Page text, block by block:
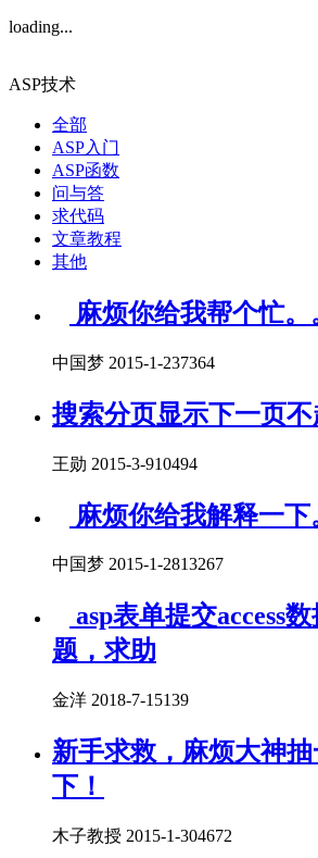
loading...
ASP技术
全部
ASP入门
ASP函数
问与答
求代码
文章教程
其他
麻烦你给我帮个忙。
中国梦 2015-1-237364
搜索分页显示下一页
王勋 2015-3-910494
麻烦你给我解释一下
中国梦 2015-1-2813267
asp表单提交access
题，求助
金洋 2018-7-1 5139
新手求救，麻烦大神
下！
木子教授 2015-1-304672